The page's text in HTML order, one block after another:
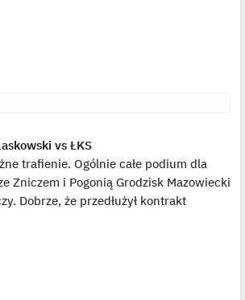
vs ŁKS
trafienie. Ogólnie całe podium dla
Zniczem i Pogonią Grodzisk Mazowiecki
Dobrze, że przedłużył kontrakt